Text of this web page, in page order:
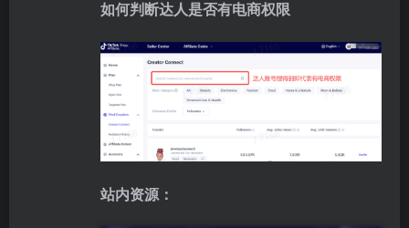
如何判断达人是否有电商权限
站内资源：